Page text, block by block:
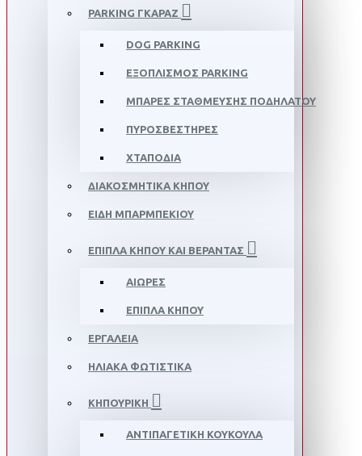
PARKING ΓΚΑΡΆΖ
DOG PARKING
ΕΞΟΠΛΙΣΜΌΣ PARKING
ΜΠΆΡΕΣ ΣΤΆΘΜΕΥΣΗΣ ΠΟΔΗΛΆΤΟΥ
ΠΥΡΟΣΒΕΣΤΉΡΕΣ
ΧΤΑΠΌΔΙΑ
ΔΙΑΚΟΣΜΗΤΙΚΆ ΚΉΠΟΥ
ΕΊΔΗ ΜΠΆΡΜΠΕΚΙΟΥ
ΈΠΙΠΛΑ ΚΉΠΟΥ ΚΑΙ ΒΕΡΆΝΤΑΣ
ΑΙΏΡΕΣ
ΈΠΙΠΛΑ ΚΉΠΟΥ
ΕΡΓΑΛΕΊΑ
ΗΛΙΑΚΆ ΦΩΤΙΣΤΙΚΆ
ΚΗΠΟΥΡΙΚΉ
ΑΝΤΙΠΑΓΕΤΙΚΉ ΚΟΥΚΟΎΛΑ